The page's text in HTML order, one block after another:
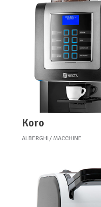
Koro
ALBERGHI MACCHINE